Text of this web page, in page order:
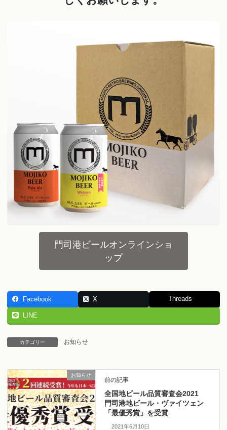
門司港ビールオンラインショ
ップ
Facebook X Threads
LINE
カテゴリー お知らせ
お知らせ
前の記事
全国地ビール品質審査会2021
門司港地ビール・ヴァイツェン
「最優秀賞」を受賞
2021年6月10日